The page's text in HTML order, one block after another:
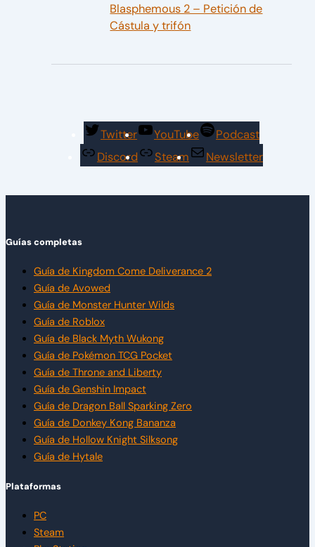
Blasphemous 2 – Petición de
Cástula y trifón
Twitter YouTube
Podcast
Discord
Steam Newsletter
Guías completas
Guía de Kingdom Come Deliverance 2
Guía de Avowed
Guía de Monster Hunter Wilds
Guía de Roblox
Guía de Black Myth Wukong
Guía de Pokémon TCG Pocket
Guía de Throne and Liberty
Guía de Genshin Impact
Guía de Dragon Ball Sparking Zero
Guía de Donkey Kong Bananza
Guía de Hollow Knight Silksong
Guía de Hytale
Plataformas
PC
Steam